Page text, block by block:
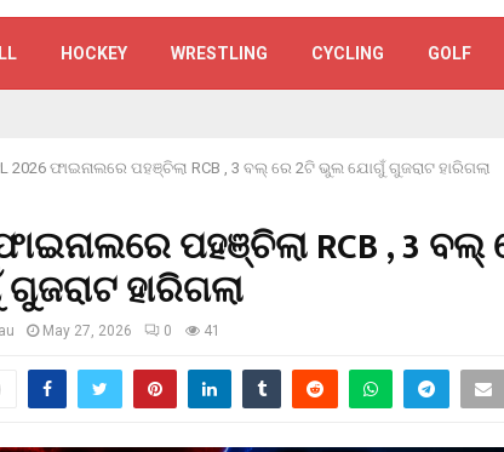
HOCKEY WRESTLING CYCLING GOLF
2026 ଫାଇନାଲରେ ପହଞ୍ଚିଲା RCB , 3 ବଲ୍ ରେ 2ଟି ଭୁଲ ଯୋଗୁଁ ଗୁଜରାଟ ହାରିଗଲା
ପହଞ୍ଚିଲା RCB , 3 ବଲ୍
ହାରିଗଲା
May 27, 2026 0 41